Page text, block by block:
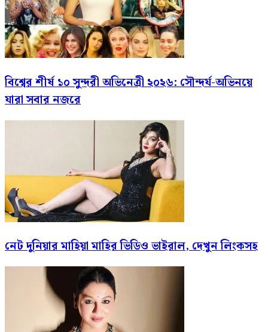
বিশ্বের শীর্ষ ১০ সুন্দরী অভিনেত্রী ২০২৬: সৌন্দর্য-অভিনয়ে
যারা সবার নজরে
নেট দুনিয়ার মাহিয়া মাহির ভিডিও ভাইরাল, দেখুন ‍লিংকসহ